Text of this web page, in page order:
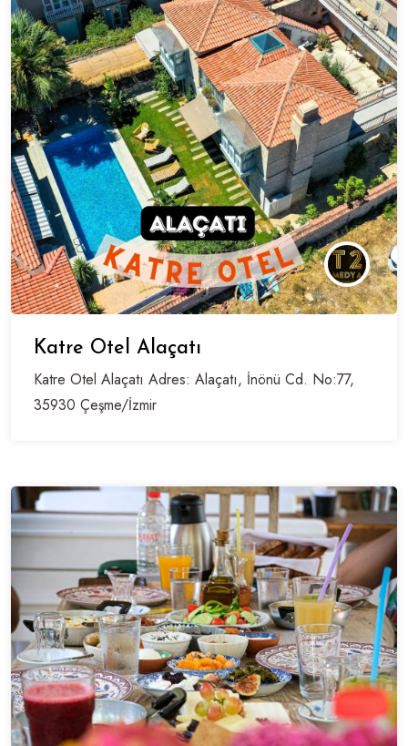
Katre Otel Alaçatı
Katre Otel Alaçatı Adres: Alaçatı, İnönü Cd. No:77,
35930 Çeşme/İzmir